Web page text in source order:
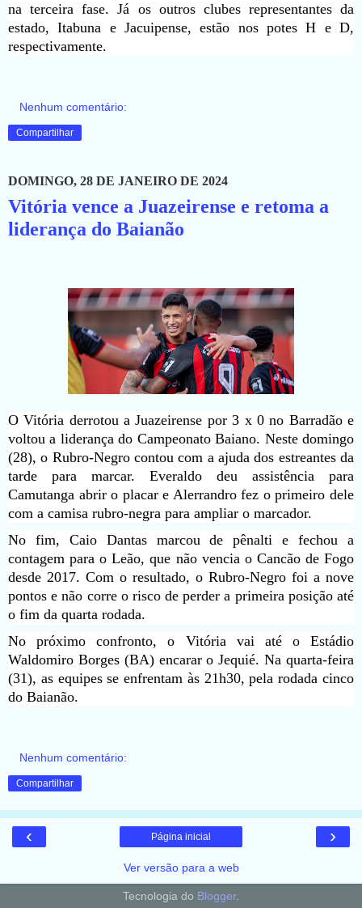
na terceira fase. Já os outros clubes representantes da
estado, Itabuna e Jacuipense, estão nos potes H e D,
respectivamente.
Nenhum comentário:
Compartilhar
DOMINGO, 28 DE JANEIRO DE 2024
Vitória vence a Juazeirense e retoma a
liderança do Baianão
O Vitória derrotou a Juazeirense por 3 x 0 no Barradão e
voltou a liderança do Campeonato Baiano. Neste domingo
(28), o Rubro-Negro contou com a ajuda dos estreantes da
tarde para marcar. Everaldo deu assistência para
Camutanga abrir o placar e Alerrandro fez o primeiro dele
com a camisa rubro-negra para ampliar o marcador.
No fim, Caio Dantas marcou de pênalti e fechou a
contagem para o Leão, que não vencia o Cancão de Fogo
desde 2017. Com o resultado, o Rubro-Negro foi a nove
pontos e não corre o risco de perder a primeira posição até
o fim da quarta rodada.
No próximo confronto, o Vitória vai até o Estádio
Waldomiro Borges (BA) encarar o Jequié. Na quarta-feira
(31), as equipes se enfrentam às 21h30, pela rodada cinco
do Baianão.
Nenhum comentário:
Compartilhar
‹ ›
Página inicial
Ver versão para a web
Tecnologia do Blogger.